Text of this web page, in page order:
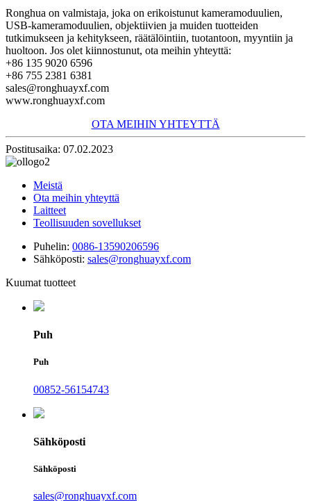
Ronghua on valmistaja, joka on erikoistunut kameramoduulien,
USB-kameramoduulien, objektiivien ja muiden tuotteiden
tutkimukseen ja kehitykseen, räätälöintiin, tuotantoon, myyntiin ja
huoltoon. Jos olet kiinnostunut, ota meihin yhteyttä:
+86 135 9020 6596
+86 755 2381 6381
sales@ronghuayxf.com
www.ronghuayxf.com
OTA MEIHIN YHTEYTTÄ
Postitusaika: 07.02.2023
Meistä
Ota meihin yhteyttä
Laitteet
Teollisuuden sovellukset
Puhelin: 0086-13590206596
Sähköposti: sales@ronghuayxf.com
Kuumat tuotteet
Puh
Puh
00852-56154743
Sähköposti
Sähköposti
sales@ronghuayxf.com